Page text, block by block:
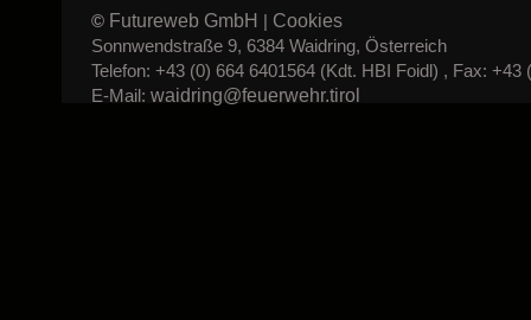
© Futureweb GmbH | Cookies
Sonnwendstraße 9, 6384 Waidring, Österreich
Telefon: +43 (0) 664 6401564 (Kdt. HBI Foidl) , Fax: +43
E-Mail: waidring@feuerwehr.tirol